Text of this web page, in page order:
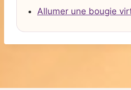
Allumer une bougie